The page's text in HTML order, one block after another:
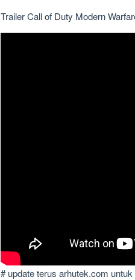
Trailer Call of Duty Modern
# update terus arhutek.com